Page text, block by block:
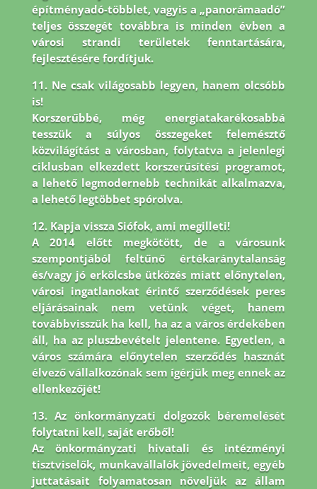
építményadó-többlet, vagyis a „panorámaadó”
teljes összegét továbbra is minden évben a
városi strandi területek fenntartására,
fejlesztésére fordítjuk.
11. Ne csak világosabb legyen, hanem olcsóbb
is!
Korszerűbbé, még energiatakarékosabbá
tesszük a súlyos összegeket felemésztő
közvilágítást a városban, folytatva a jelenlegi
ciklusban elkezdett korszerűsítési programot,
a lehető legmodernebb technikát alkalmazva,
a lehető legtöbbet spórolva.
12. Kapja vissza Siófok, ami megilleti!
A 2014 előtt megkötött, de a városunk
szempontjából feltűnő értékaránytalanság
és/vagy jó erkölcsbe ütközés miatt előnytelen,
városi ingatlanokat érintő szerződések peres
eljárásainak nem vetünk véget, hanem
továbbvisszük ha kell, ha az a város érdekében
áll, ha az pluszbevételt jelentene. Egyetlen, a
város számára előnytelen szerződés hasznát
élvező vállalkozónak sem ígérjük meg ennek az
ellenkezőjét!
13. Az önkormányzati dolgozók béremelését
folytatni kell, saját erőből!
Az önkormányzati hivatali és intézményi
tisztviselők, munkavállalók jövedelmeit, egyéb
juttatásait folyamatosan növeljük az állam